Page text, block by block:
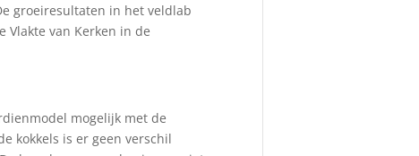
groeiresultaten in het veldlab
Vlakte van Kerken in de
mogelijk met de
kokkels is er geen verschil